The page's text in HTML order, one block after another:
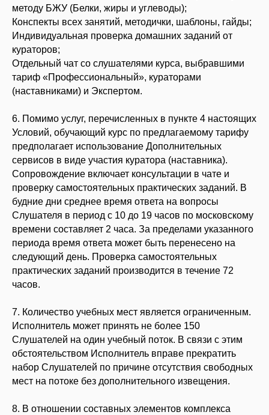
методу БЖУ (Белки, жиры и углеводы);
Конспекты всех занятий, методички, шаблоны, гайды;
Индивидуальная проверка домашних заданий от
кураторов;
Отдельный чат со слушателями курса, выбравшими
тариф «Профессиональный», кураторами
(наставниками) и Экспертом.
6. Помимо услуг, перечисленных в пункте 4 настоящих
Условий, обучающий курс по предлагаемому тарифу
предполагает использование Дополнительных
сервисов в виде участия куратора (наставника).
Сопровождение включает консультации в чате и
проверку самостоятельных практических заданий. В
будние дни среднее время ответа на вопросы
Слушателя в период с 10 до 19 часов по московскому
времени составляет 2 часа. За пределами указанного
периода время ответа может быть перенесено на
следующий день. Проверка самостоятельных
практических заданий производится в течение 72
часов.
7. Количество учебных мест является ограниченным.
Исполнитель может принять не более 150
Слушателей на один учебный поток. В связи с этим
обстоятельством Исполнитель вправе прекратить
набор Слушателей по причине отсутствия свободных
мест на потоке без дополнительного извещения.
8. В отношении составных элементов комплекса